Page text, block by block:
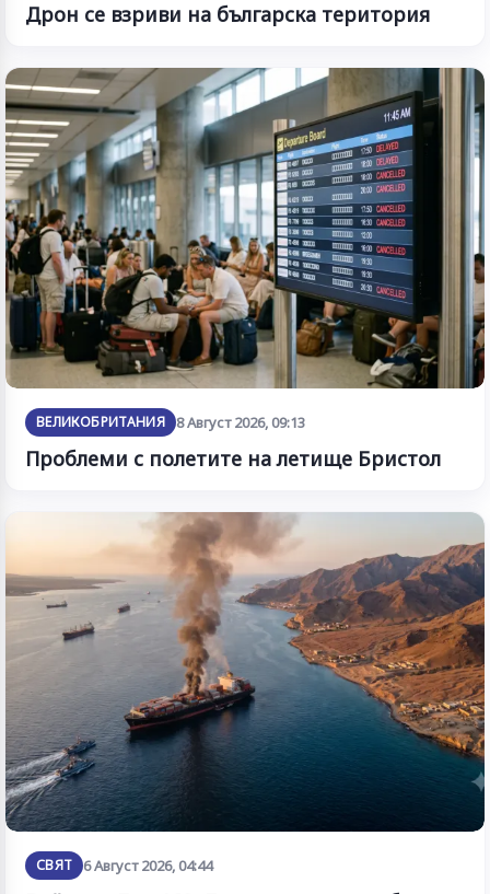
Дрон се взриви на българска територия
ВЕЛИКОБРИТАНИЯ 8 Август 2026, 09:13
Проблеми с полетите на летище Бристол
СВЯТ 6 Август 2026, 04:44